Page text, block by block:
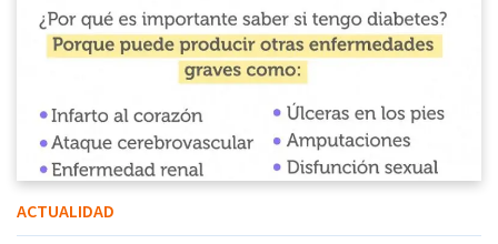
ACTUALIDAD